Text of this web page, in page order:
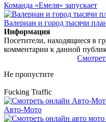
Команда «Емеля» запускает
Валериан и город тысячи
Информация
Посетители, находящиеся в
комментарии к данной
Не пропустите
Fucking Traffic
Авто-Мото